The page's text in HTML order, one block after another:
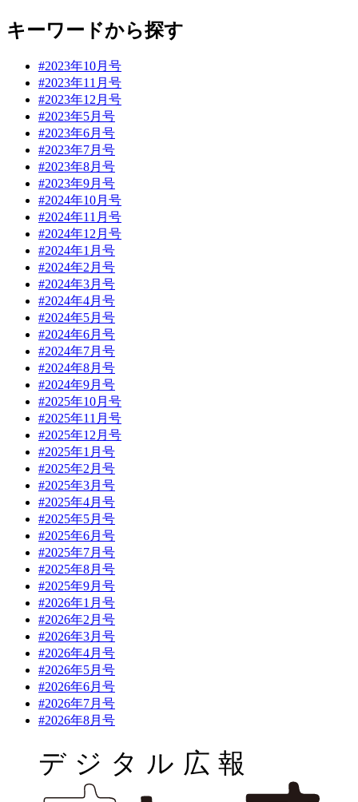
キーワードから探す
#2023年10月号
#2023年11月号
#2023年12月号
#2023年5月号
#2023年6月号
#2023年7月号
#2023年8月号
#2023年9月号
#2024年10月号
#2024年11月号
#2024年12月号
#2024年1月号
#2024年2月号
#2024年3月号
#2024年4月号
#2024年5月号
#2024年6月号
#2024年7月号
#2024年8月号
#2024年9月号
#2025年10月号
#2025年11月号
#2025年12月号
#2025年1月号
#2025年2月号
#2025年3月号
#2025年4月号
#2025年5月号
#2025年6月号
#2025年7月号
#2025年8月号
#2025年9月号
#2026年1月号
#2026年2月号
#2026年3月号
#2026年4月号
#2026年5月号
#2026年6月号
#2026年7月号
#2026年8月号